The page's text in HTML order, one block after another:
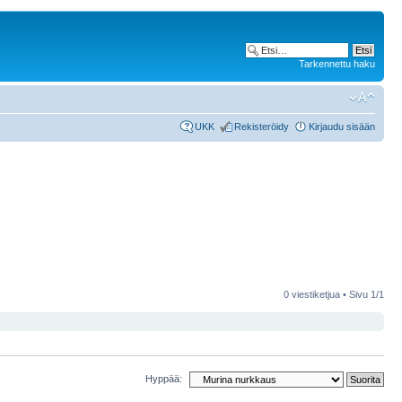
Tarkennettu haku
UKK Rekisteröidy Kirjaudu sisään
0 viestiketjua • Sivu 1/1
Hyppää: